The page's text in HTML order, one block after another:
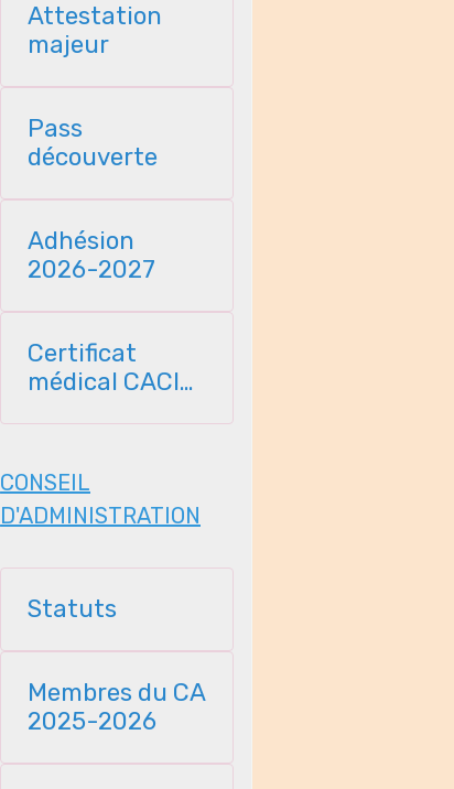
Attestation
majeur
Pass
découverte
Adhésion
2026-2027
Certificat
médical CACI
CONSEIL
D'ADMINISTRATION
Statuts
Membres du CA
2025-2026